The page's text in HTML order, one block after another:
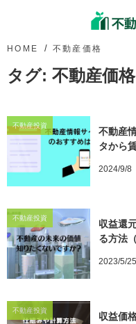
HOME 不動産価格
タグ: 不動産価格
不動産投資
不動産
タから
2024/9/8
不動産投資
収益還
る方法
2023/5/25
不動産投資
収益価